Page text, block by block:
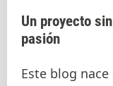
Un proyecto
pasión
Este blog